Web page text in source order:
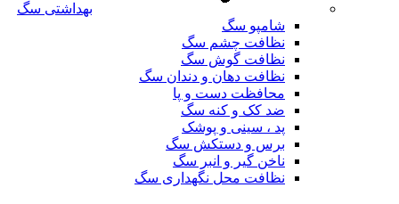
بهداشتی سگ
شامپو سگ
نظافت چشم سگ
نظافت گوش سگ
نظافت دهان و دندان سگ
محافظت دست و پا
ضد کک و کنه سگ
پد ، سینی و پوشک
برس و دستکش سگ
ناخن گیر و انبر سگ
نظافت محل نگهداری سگ